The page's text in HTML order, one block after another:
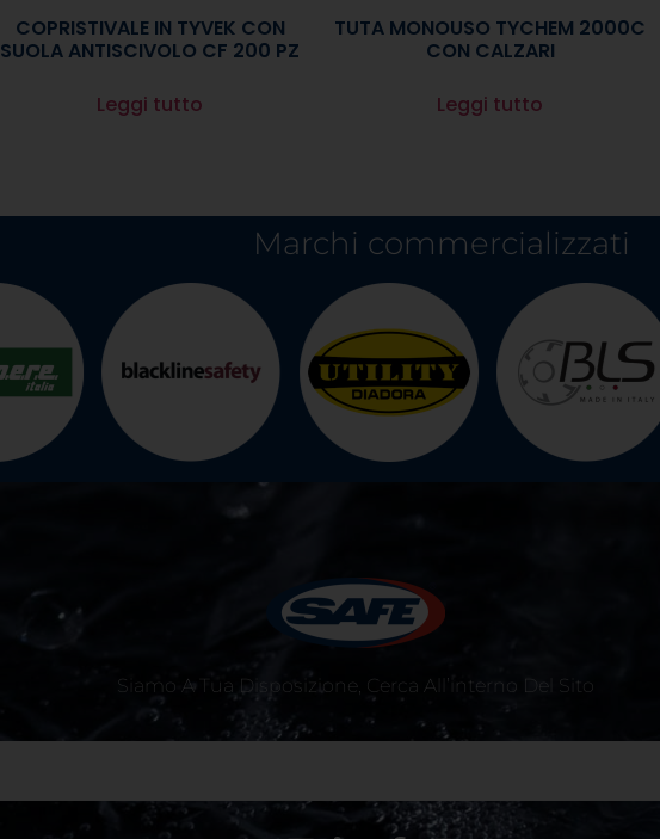
COPRISTIVALE IN TYVEK CON
SUOLA ANTISCIVOLO CF 200 PZ
Leggi tutto
TUTA MONOUSO TYCHEM 2000C
CON CALZARI
Leggi tutto
Marchi commercializzati
Siamo A Tua Disposizione, Cerca All’interno Del Sito